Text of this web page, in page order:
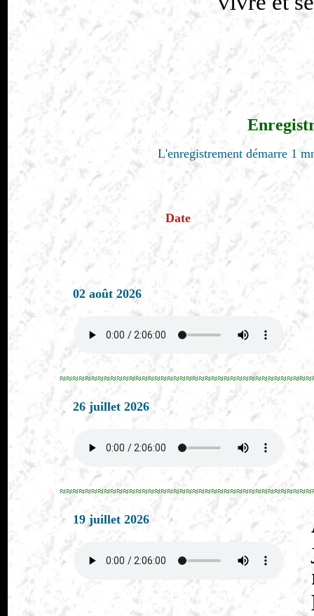
L'enregistrement démarre 1
Date
02 août 2026
26 juillet 2026
19 juillet 2026